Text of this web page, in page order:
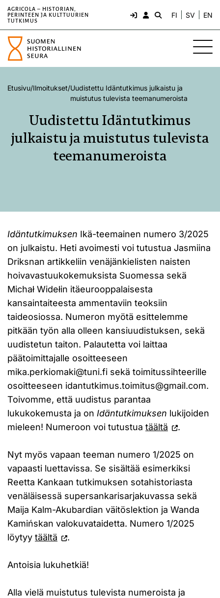
AGRICOLA – HISTORIAN,
PERINTEEN JA KULTTUURIEN
TUTKIMUS
FI SV EN
Etusivu/Ilmoitukset/Uudistettu Idäntutkimus julkaistu ja
muistutus tulevista teemanumeroista
Uudistettu Idäntutkimus
julkaistu ja muistutus tulevista
teemanumeroista
Idäntutkimuksen Ikä-teemainen numero 3/2025
on julkaistu. Heti avoimesti voi tutustua Jasmiina
Driksnan artikkeliin venäjänkielisten naisten
hoivavastuukokemuksista Suomessa sekä
Michał Widełin itäeurooppalaisesta
kansaintaiteesta ammentaviin teoksiin
taideosiossa. Numeron myötä esittelemme
pitkään työn alla olleen kansiuudistuksen, sekä
uudistetun taiton. Palautetta voi laittaa
päätoimittajalle osoitteeseen
mika.perkiomaki@tuni.fi sekä toimitussihteerille
osoitteeseen idantutkimus.toimitus@gmail.com.
Toivomme, että uudistus parantaa
lukukokemusta ja on Idäntutkimuksen lukijoiden
mieleen! Numeroon voi tutustua täältä .
Nyt myös vapaan teeman numero 1/2025 on
vapaasti luettavissa. Se sisältää esimerkiksi
Reetta Kankaan tutkimuksen sotahistoriasta
venäläisessä supersankarisarjakuvassa sekä
Maija Kalm-Akubardian väitöslektion ja Wanda
Kamińskan valokuvataidetta. Numero 1/2025
löytyy täältä .
Antoisia lukuhetkiä!
Alla vielä muistutus tulevista numeroista ja